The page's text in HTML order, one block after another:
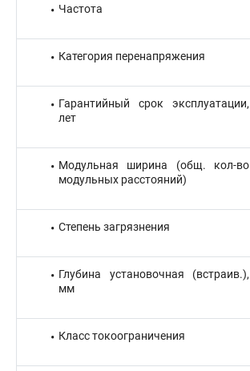
Частота
Категория перенапряжения
Гарантийный срок эксплуатации,
лет
Модульная ширина (общ. кол-во
модульных расстояний)
Степень загрязнения
Глубина установочная (встраив.),
мм
Класс токоограничения